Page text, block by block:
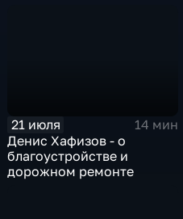
21 июля
14 мин
Денис Хафизов - о
благоустройстве и
дорожном ремонте